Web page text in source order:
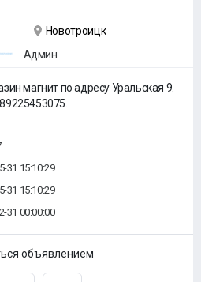
Новотроицк
Админ
магнит по адресу Уральская 9.
31 15:10:29
31 15:10:29
31 00:00:00
объявлением